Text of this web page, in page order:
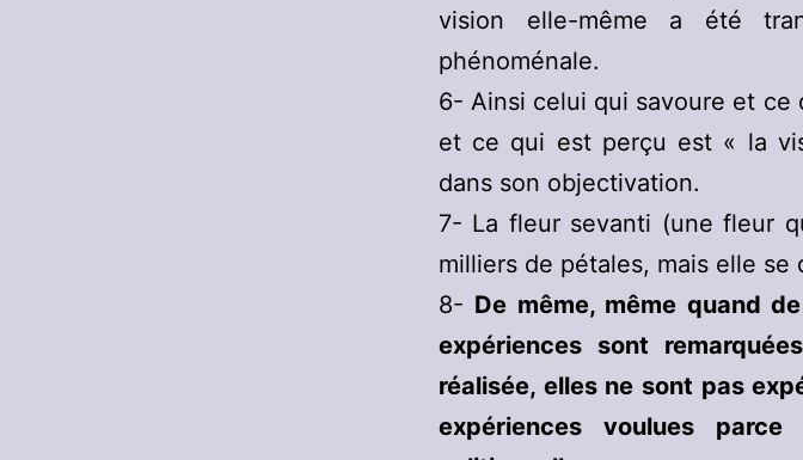
vision elle-même a été
phénoménale.
6- Ainsi celui qui savoure et
et ce qui est perçu est « la
dans son objectivation.
7- La fleur sevanti (une fleur
milliers de pétales, mais elle se
8- De même, même quand
expériences sont
réalisée, elles ne sont pas
expériences voulues